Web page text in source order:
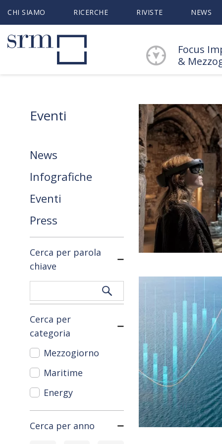
CHI SIAMO RICERCHE RIVISTE NEWS
Focus
&
Eventi
News
Infografiche
Eventi
Press
Cerca per parola
chiave
Cerca per
categoria
Mezzogiorno
Maritime
Energy
Cerca per anno